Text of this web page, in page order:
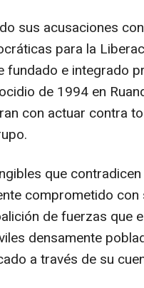
sus acusaciones
para la
fundado e integrado
de 1994 en
con actuar contra
que
comprometido
de fuerzas que
densamente
a través de su